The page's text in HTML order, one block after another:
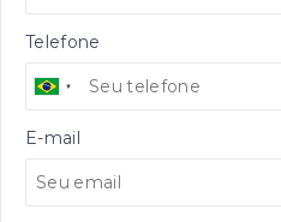
Telefone
E-mail